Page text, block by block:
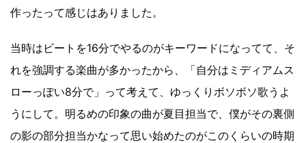
作ったって感じはありました。
当時はビートを16分でやるのがキーワードになってて、そ
れを強調する楽曲が多かったから、「自分はミディアムス
ローっぽい8分で」って考えて、ゆっくりボソボソ歌うよ
うにして。明るめの印象の曲が夏目担当で、僕がその裏側
の影の部分担当かなって思い始めたのがこのくらいの時期